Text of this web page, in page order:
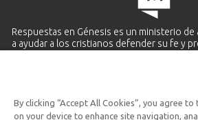
Respuestas en Génesis es un ministerio
a ayudar a los cristianos defender su fe y
Ministerio
By clicking “Accept All Cookies”, you agree
on your device to enhance site navigation,